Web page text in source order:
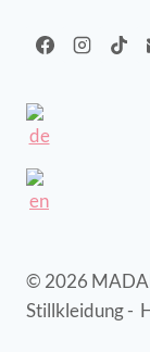
© 2026
Stillkleidung -